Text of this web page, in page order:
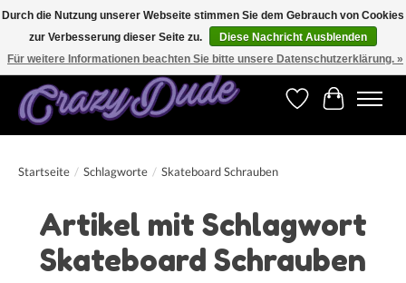
Versandkostenfrei bestellen ab CHF 200.00 in der Schweiz und ab EUR 250.00 in den
meisten Ländern weltweit.
Wunschzettel
Ihr
Startseite / Schlagworte / Skateboard Schrauben
Artikel mit Schlagwort
Skateboard Schrauben
Durch die Nutzung unserer Webseite stimmen Sie dem Gebrauch von Cookies
zur Verbesserung dieser Seite zu.
Diese Nachricht Ausblenden
Für weitere Informationen beachten Sie bitte unsere Datenschutzerklärung. »